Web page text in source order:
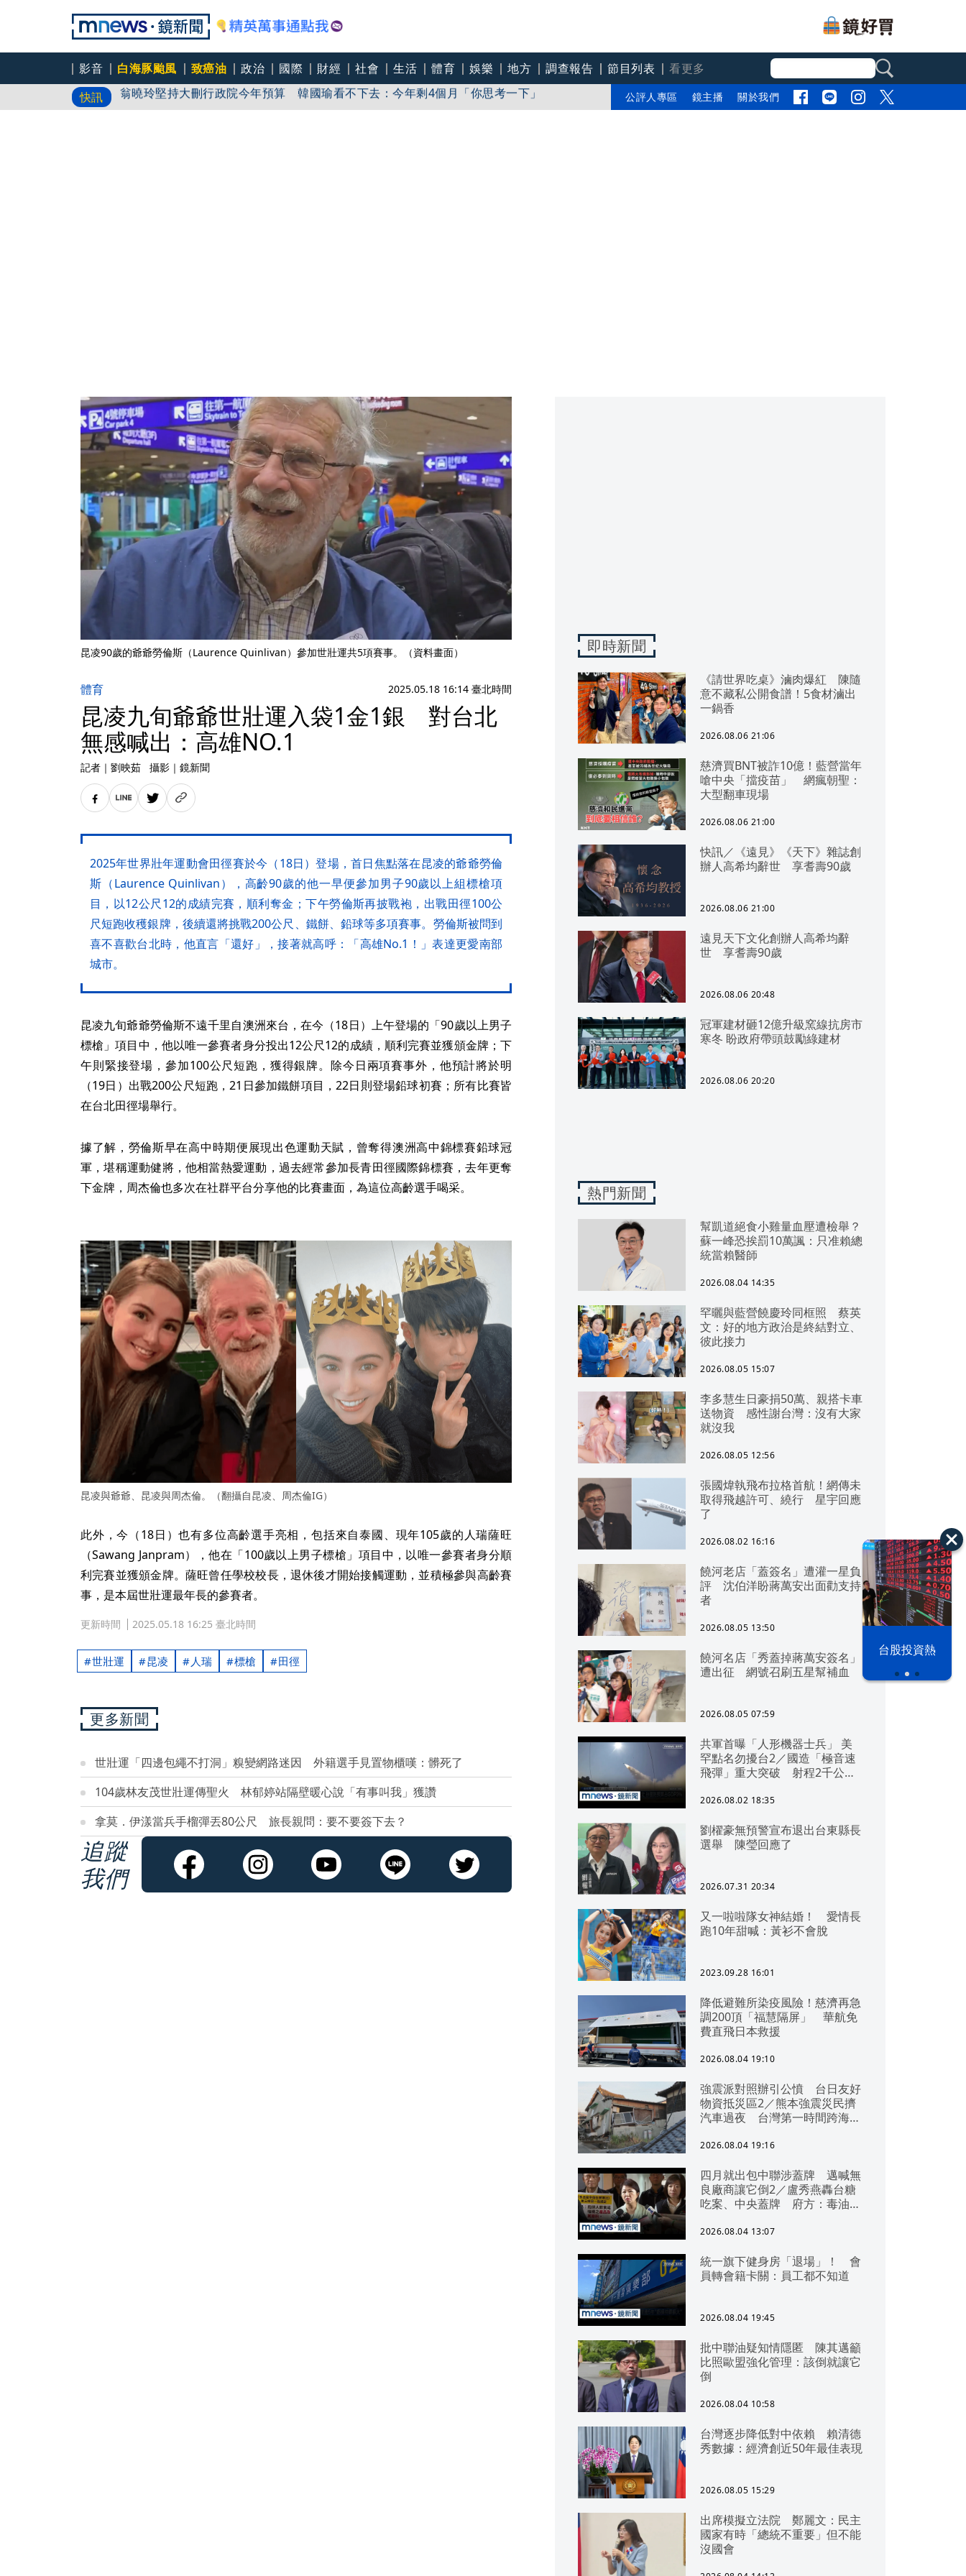
影音 白海豚颱風 致癌油 政治 國際 財經 社會 生活 體育 娛樂 地方 調查報告 節目列表
看更多
快訊
翁曉玲堅持大刪行政院今年預算 韓國瑜看不下去：今年剩4個月「你思考一下」
國民黨控台糖董事「綠友友」點名陳其邁 高市府駁斥：毫無事實依據
公評人專區 鏡主播 關於我們
之下
台股投資熱
昆凌90歲的爺爺勞倫斯（Laurence Quinlivan）參加世壯運共5項賽事。（資料畫面）
體育 2025.05.18 16:14 臺北時間
昆凌九旬爺爺世壯運入袋1金1銀 對台北
無感喊出：高雄NO.1
記者 ｜ 劉映茹 攝影 ｜ 鏡新聞
2025年世界壯年運動會田徑賽於今（18日）登場，首日焦點落在昆凌的爺爺勞倫
斯（Laurence Quinlivan），高齡90歲的他一早便參加男子90歲以上組標槍項
目，以12公尺12的成績完賽，順利奪金；下午勞倫斯再披戰袍，出戰田徑100公
尺短跑收穫銀牌，後續還將挑戰200公尺、鐵餅、鉛球等多項賽事。勞倫斯被問到
喜不喜歡台北時，他直言「還好」，接著就高呼：「高雄No.1！」表達更愛南部
城市。
昆凌九旬爺爺勞倫斯不遠千里自澳洲來台，在今（18日）上午登場的「90歲以上男子
標槍」項目中，他以唯一參賽者身分投出12公尺12的成績，順利完賽並獲頒金牌；下
午則緊接登場，參加100公尺短跑，獲得銀牌。除今日兩項賽事外，他預計將於明
（19日）出戰200公尺短跑，21日參加鐵餅項目，22日則登場鉛球初賽；所有比賽皆
在台北田徑場舉行。
據了解，勞倫斯早在高中時期便展現出色運動天賦，曾奪得澳洲高中錦標賽鉛球冠
軍，堪稱運動健將，他相當熱愛運動，過去經常參加長青田徑國際錦標賽，去年更奪
下金牌，周杰倫也多次在社群平台分享他的比賽畫面，為這位高齡選手喝采。
昆凌與爺爺、昆凌與周杰倫。（翻攝自昆凌、周杰倫IG）
此外，今（18日）也有多位高齡選手亮相，包括來自泰國、現年105歲的人瑞薩旺
（Sawang Janpram），他在「100歲以上男子標槍」項目中，以唯一參賽者身分順
利完賽並獲頒金牌。薩旺曾任學校校長，退休後才開始接觸運動，並積極參與高齡賽
事，是本屆世壯運最年長的參賽者。
更新時間 2025.05.18 16:25 臺北時間
世壯運 昆凌 人瑞 標槍 田徑
更多新聞
世壯運「四邊包繩不打洞」糗變網路迷因 外籍選手見置物櫃嘆：髒死了
104歲林友茂世壯運傳聖火 林郁婷站隔壁暖心說「有事叫我」獲讚
拿莫．伊漾當兵手榴彈丟80公尺 旅長親問：要不要簽下去？
追蹤
我們
即時新聞
《請世界吃桌》滷肉爆紅 陳隨
意不藏私公開食譜！5食材滷出
一鍋香
2026.08.06 21:06
慈濟買BNT被詐10億！藍營當年
嗆中央「擋疫苗」 網瘋朝聖：
大型翻車現場
2026.08.06 21:00
快訊／《遠見》《天下》雜誌創
辦人高希均辭世 享耆壽90歲
2026.08.06 21:00
遠見天下文化創辦人高希均辭
世 享耆壽90歲
2026.08.06 20:48
冠軍建材砸12億升級窯線抗房市
寒冬 盼政府帶頭鼓勵綠建材
2026.08.06 20:20
熱門新聞
幫凱道絕食小雞量血壓遭檢舉？
蘇一峰恐挨罰10萬諷：只准賴總
統當賴醫師
2026.08.04 14:35
罕曬與藍營饒慶玲同框照 蔡英
文：好的地方政治是終結對立、
彼此接力
2026.08.05 15:07
李多慧生日豪捐50萬、親搭卡車
送物資 感性謝台灣：沒有大家
就沒我
2026.08.05 12:56
張國煒執飛布拉格首航！網傳未
取得飛越許可、繞行 星宇回應
了
2026.08.02 16:16
饒河老店「蓋簽名」遭灌一星負
評 沈伯洋盼蔣萬安出面勸支持
者
2026.08.05 13:50
饒河名店「秀蓋掉蔣萬安簽名」
遭出征 網號召刷五星幫補血
2026.08.05 07:59
共軍首曝「人形機器士兵」 美
罕點名勿擾台2／國造「極音速
飛彈」重大突破 射程2千公里
2026.08.02 18:35
劉櫂豪無預警宣布退出台東縣長
選舉 陳瑩回應了
2026.07.31 20:34
又一啦啦隊女神結婚！ 愛情長
跑10年甜喊：黃衫不會脫
2023.09.28 16:01
降低避難所染疫風險！慈濟再急
調200頂「福慧隔屏」 華航免
費直飛日本救援
2026.08.04 19:10
強震派對照辦引公憤 台日友好
物資抵災區2／熊本強震災民擠
汽車過夜 台灣第一時間跨海急
2026.08.04 19:16
四月就出包中聯涉蓋牌 邁喊無
良廠商讓它倒2／盧秀燕轟台糖
吃案、中央蓋牌 府方：毒油一
2026.08.04 13:07
統一旗下健身房「退場」！ 會
員轉會籍卡關：員工都不知道
2026.08.04 19:45
批中聯油疑知情隱匿 陳其邁籲
比照歐盟強化管理：該倒就讓它
倒
2026.08.04 10:58
台灣逐步降低對中依賴 賴清德
秀數據：經濟創近50年最佳表現
2026.08.05 15:29
出席模擬立法院 鄭麗文：民主
國家有時「總統不重要」但不能
沒國會